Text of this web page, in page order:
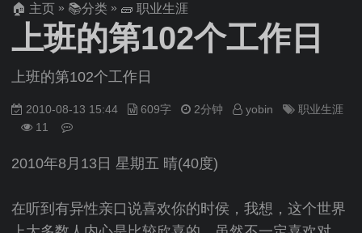
🏠 主页 » 📚分类 » 🧱 职业生涯
上班的第102个工作日
上班的第102个工作日
2010-08-13 15:44 609字 2分钟 yobin
职业生涯
11
2010年8月13日 星期五 晴(40度)
在听到有异性亲口说喜欢你的时侯，我想，这个世界